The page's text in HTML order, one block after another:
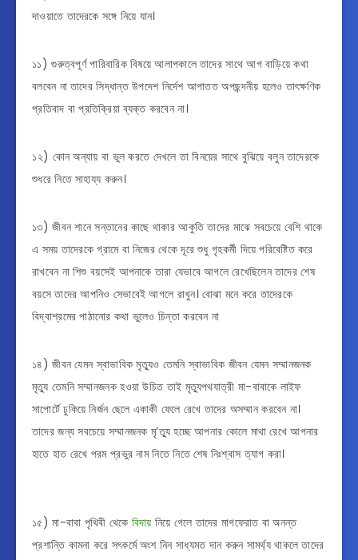
দাওয়াতে তাদেরকে সঙ্গে নিয়ে যান।
১১) গুরুত্বপূর্ণ পারিবারিক বিষয়ে আলাপকালে তাদের সাথে আগ বাড়িয়ে কথা
বলবেন না তাদের সিদ্ধান্ত উপদেশ নির্দেশ আপাতত অপছন্দনীয় হলেও তাৎক্ষণিক
প্রতিবাদ বা প্রতিক্রিয়া ব্যক্ত করবেন না।
⁣১২) কোন অন্যায় বা ভুল করতে দেখলে তা বিনয়ের সাথে বুঝিয়ে বলুন তাদেরকে
শুধরে নিতে সাহায্য করুন।
১৩) জীবন শানে সন্তানের কাছে থাকার আকুতি তাদের মাঝে সবচেয়ে বেশি থাকে
এ সময় তাদেরকে গ্রামে বা নিজের থেকে দূরে শুধু গৃহকর্মী দিয়ে পরিবেষ্টিত করে
রাখবেন না শিশু বয়সেই আপনাকে তারা যেভাবে আগলে রেখেছিলেন তাদের শেষ
বয়সে তাদের আপনিও সেভাবেই আগলে রাখুন। বোঝা মনে করে তাদেরকে
বিদ্বাশ্রমের পাঠানোর কথা ভুলেও চিন্তা করবেন না
১৪) জীবন যেমন স্বাভাবিক মৃত্যুও তেমনি স্বাভাবিক জীবন যেমন সম্মানজনক
মৃত্যু তেমনি সম্মানজনক হওয়া উচিত তাই মৃত্যুপথযাত্রী মা-বাবাকে লাইফ
সাপোর্টে ঢুকিয়ে নির্জন ছেলে একাকী ফেলে রেখে তাদের অসম্মান করবেন না।
তাদের জন্য সবচেয়ে সম্মানজনক মৃ’ত্যু হচ্ছে আপনার কোলে মাথা রেখে আপনার
হাতে হাত রেখে পরম প্রভুর নাম নিতে নিতে শেষ নিঃশ্বাস ত্যাগ করা।
১৫) মা-বাবা পৃথিবী থেকে বিদায় নিয়ে গেলে তাদের মাগফেরাত বা অনন্ত
প্রশান্তি কামনা করে সৎকর্মে অংশ নিন সাধ্যমত দান করুন সামর্থ্য থাকলে তাদের